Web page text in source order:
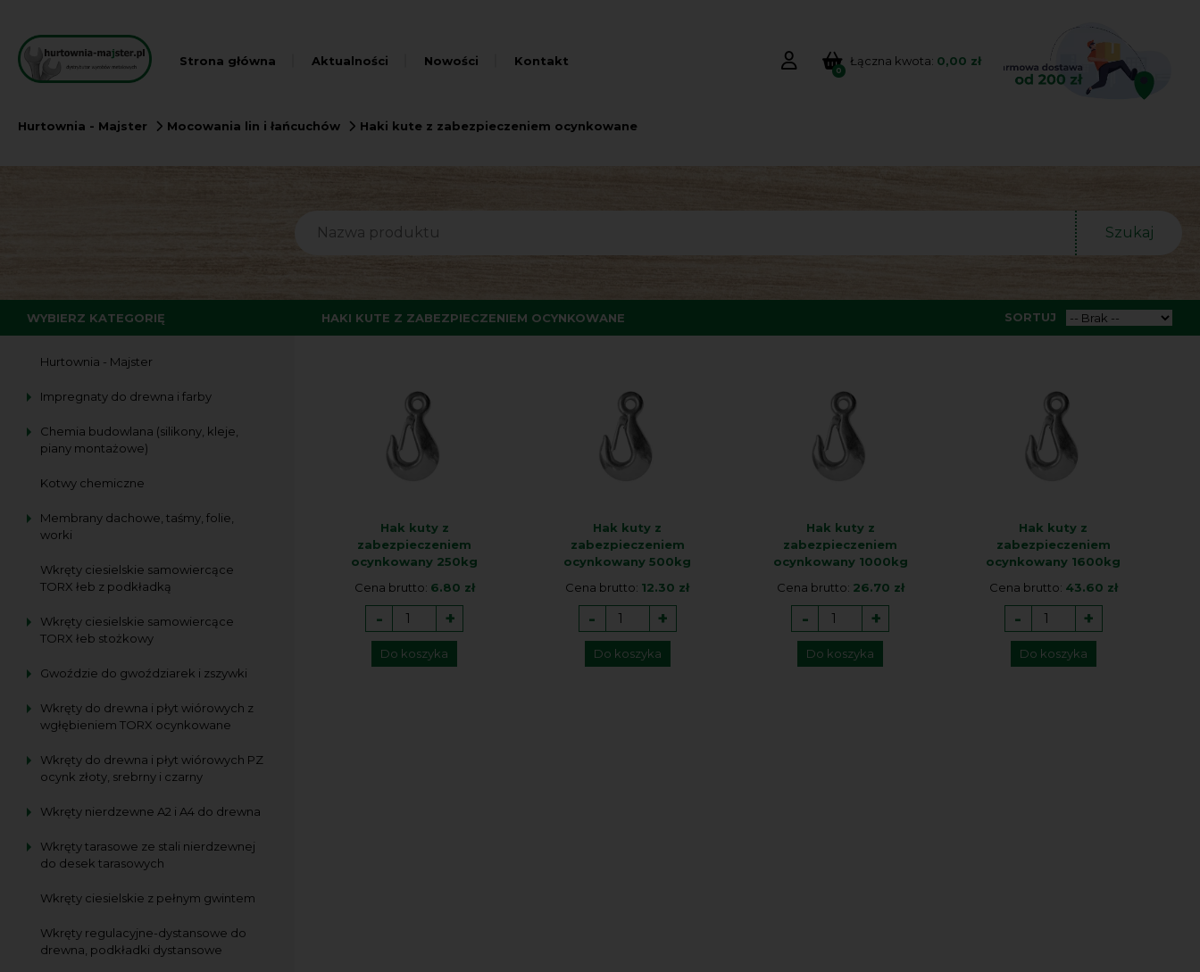
Strona główna Aktualności Nowości Kontakt
0
Łączna kwota: 0,00 zł
Hurtownia - Majster Mocowania lin i łańcuchów Haki kute z zabezpieczeniem ocynkowane
WYBIERZ KATEGORIĘ
Hurtownia - Majster
Impregnaty do drewna i farby
Chemia budowlana (silikony, kleje,
piany montażowe)
Kotwy chemiczne
Membrany dachowe, taśmy, folie,
worki
Wkręty ciesielskie samowiercące
TORX łeb z podkładką
Wkręty ciesielskie samowiercące
TORX łeb stożkowy
Gwoździe do gwoździarek i zszywki
Wkręty do drewna i płyt wiórowych z
wgłębieniem TORX ocynkowane
Wkręty do drewna i płyt wiórowych PZ
ocynk złoty, srebrny i czarny
Wkręty nierdzewne A2 i A4 do drewna
Wkręty tarasowe ze stali nierdzewnej
do desek tarasowych
Wkręty ciesielskie z pełnym gwintem
Wkręty regulacyjne-dystansowe do
drewna, podkładki dystansowe
Szukaj
HAKI KUTE Z ZABEZPIECZENIEM OCYNKOWANE SORTUJ
Hak kuty z
zabezpieczeniem
ocynkowany 250kg
Cena brutto: 6.80 zł
- +
Do koszyka
Hak kuty z
zabezpieczeniem
ocynkowany 500kg
Cena brutto: 12.30 zł
- +
Do koszyka
Hak kuty z
zabezpieczeniem
ocynkowany 1000kg
Cena brutto: 26.70 zł
- +
Do koszyka
Hak kuty z
zabezpieczeniem
ocynkowany 1600kg
Cena brutto: 43.60 zł
- +
Do koszyka